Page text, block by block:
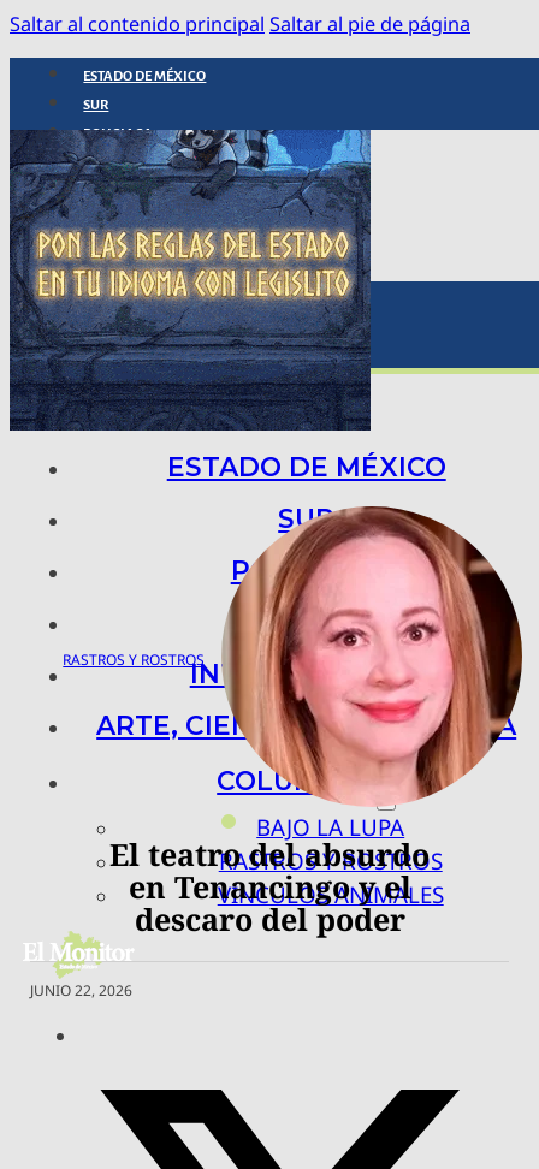
Saltar al contenido principal Saltar al pie de página
ESTADO DE MÉXICO
SUR
POLICIACA
NACIONAL
INTERNACIONAL
ARTE, CIENCIA Y TECNOLOGÍA
COLUMNAS
BAJO LA LUPA
RASTROS Y ROSTROS
VÍNCULOS ANIMALES
ESTADO DE MÉXICO
SUR
POLICIACA
NACIONAL
INTERNACIONAL
ARTE, CIENCIA Y TECNOLOGÍA
COLUMNAS
BAJO LA LUPA
RASTROS Y ROSTROS
VÍNCULOS ANIMALES
RASTROS Y ROSTROS Ana Lilia García
Castelán
El teatro del absurdo
en Tenancingo y el
descaro del poder
JUNIO 22, 2026